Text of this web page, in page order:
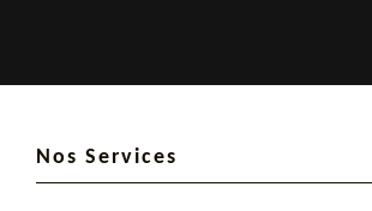
Nos Services